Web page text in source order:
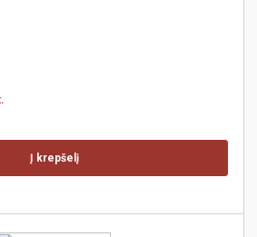
Į krepšelį